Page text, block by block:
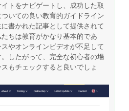
トをナビゲートし、成功した取
いての良い教育的ガイドライン
書かれた記事として提供されて
ちは教育がかなり基本的であ
やオンラインビデオが不足して
したがって、完全な初心者の場
もチェックすると良いでしょ